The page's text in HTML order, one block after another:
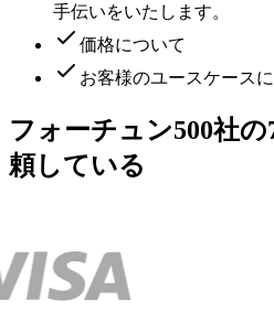
手伝いをいたします。
価格について
お客様のユースケース
フォーチュン500社
頼している